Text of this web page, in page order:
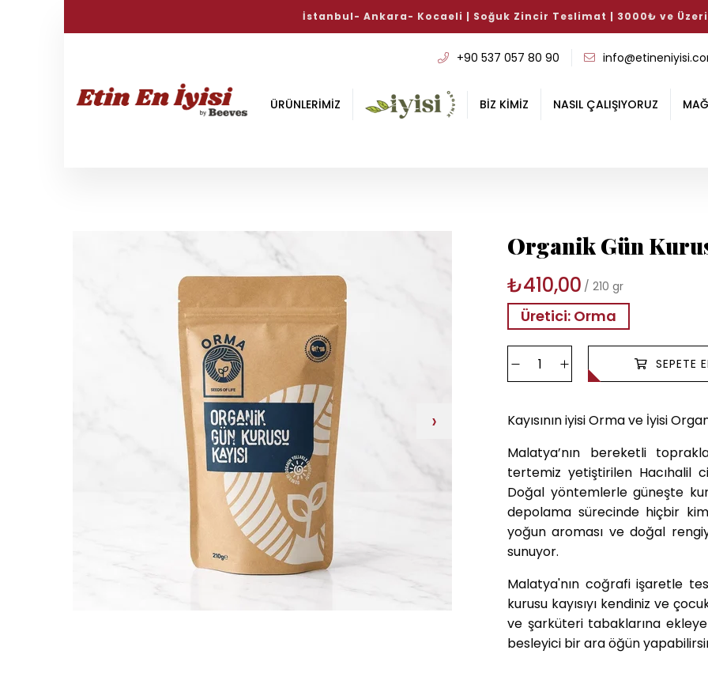
Haftanın İyisi Avantajlı Köfte Paketi %10 İndirimli! Bu haftanın
+90 537 057 80 90
ÜRÜNLERİMİZ BİZ KİMİZ NASIL ÇALIŞIYORUZ
›
Organik Gün
₺410,00 210 gr
Üretici: Orma
Kayısının iyisi Orma ve İyisi
Malatya’nın bereketli
tertemiz yetiştirilen Hacıhalil
Doğal yöntemlerle güneşte
depolama sürecinde hiçbir
yoğun aroması ve doğal
sunuyor.
Malatya'nın coğrafi işaretle
kurusu kayısıyı kendiniz ve
ve şarküteri tabaklarına
besleyici bir ara öğün